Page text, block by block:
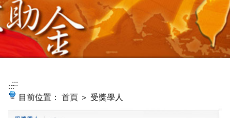
::::::
目前位置： 首頁 ＞ 受獎學人